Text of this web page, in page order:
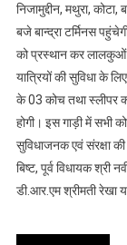
निजामुद्दीन, मथुरा,
बजे बान्द्रा टर्मिनस
को प्रस्थान कर
यात्रियों की सुविधा के
के 03 कोच तथा स्लीपर
होगी। इस गाड़ी में सभी
सुविधाजनक एवं संरक्षा
बिष्ट, पूर्व विधायक श्री
डी.आर.एम श्रीमती रेखा